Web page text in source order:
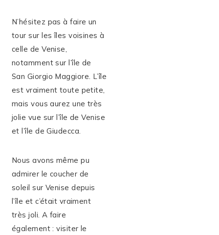
N’hésitez pas à faire un
tour sur les îles voisines à
celle de Venise,
notamment sur l’île de
San Giorgio Maggiore. L’île
est vraiment toute petite,
mais vous aurez une très
jolie vue sur l’île de Venise
et l’île de Giudecca.
Nous avons même pu
admirer le coucher de
soleil sur Venise depuis
l’île et c’était vraiment
très joli. A faire
également : visiter le